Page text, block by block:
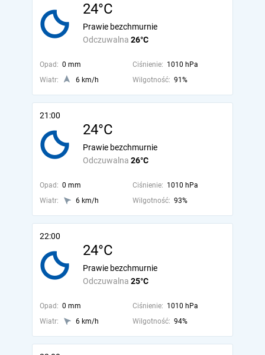
24°C
Odczuwalna 26°C
Prawie bezchmurnie
Opad: 0 mm Ciśnienie: 1010 hPa
Wiatr:
6 km/h Wilgotność: 91%
21:00
24°C
Odczuwalna 26°C
Prawie bezchmurnie
Opad: 0 mm Ciśnienie: 1010 hPa
Wiatr:
6 km/h Wilgotność: 93%
22:00
24°C
Odczuwalna 25°C
Prawie bezchmurnie
Opad: 0 mm Ciśnienie: 1010 hPa
Wiatr:
6 km/h Wilgotność: 94%